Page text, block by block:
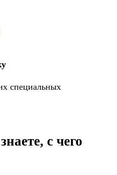
специальных
с чего